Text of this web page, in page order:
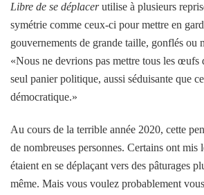
Libre de se déplacer utilise à plusieurs
symétrie comme ceux-ci pour mettre en
gouvernements de grande taille, gonflés ou
«Nous ne devrions pas mettre tous les œufs
seul panier politique, aussi séduisante que
démocratique.»
Au cours de la terrible année 2020, cette
de nombreuses personnes. Certains ont mis
étaient en se déplaçant vers des pâturages
même. Mais vous voulez probablement